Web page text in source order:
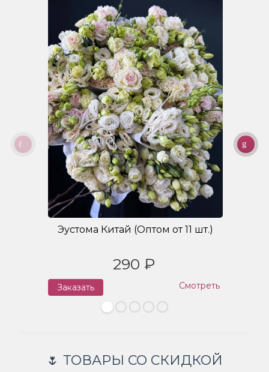
Эустома Китай (Оптом от 11 шт.)
290 ₽
Заказать Смотреть
🌷 ТОВАРЫ СО СКИДКОЙ